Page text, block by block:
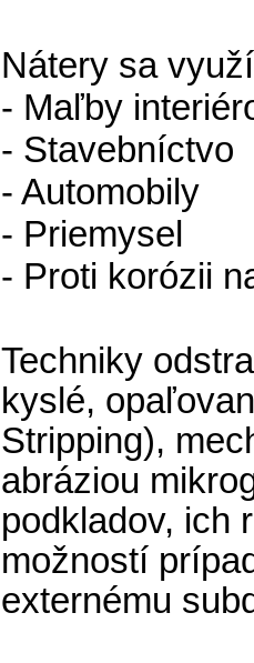
Nátery sa
- Maľby
- Stavebníctvo
- Automobily
- Priemysel
- Proti korózii
Techniky
kyslé,
Stripping),
abráziou
podkladov, ich
možností
externému